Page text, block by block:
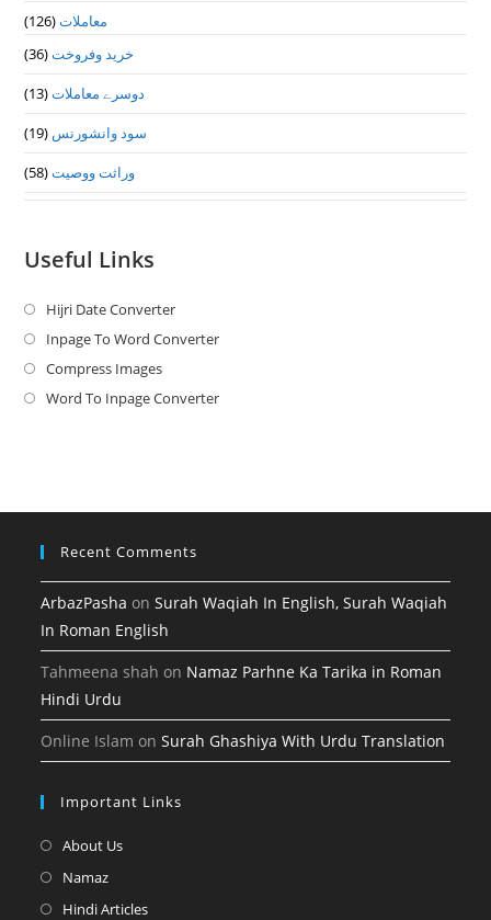
معاملات(126)
خرید وفروخت(36)
دوسرے معاملات(13)
سود وانشورنس (19)
وراثت ووصيت(58)
Useful Links
Hijri Date ConverterOpens
in
new
Inpage To Word ConverterOpens
a
Compress ImagesOpens
in
Word To Inpage ConverterOpens
tab
Recent Comments
ArbazPasha onSurah Waqiah In English, Surah Waqiah
In Roman English
Tahmeena shah on Namaz Parhne Ka Tarika in Roman
Hindi Urdu
Online Islam onSurah Ghashiya With Urdu Translation
Important Links
About UsOpens
a
NamazOpens
in
Hindi ArticlesOpens